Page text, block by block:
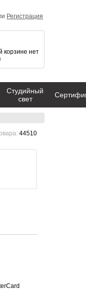
44510
Регистрация
корзине нет
Студийный
свет